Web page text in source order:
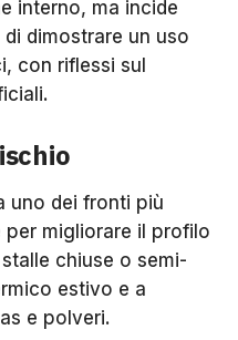
interno, ma incide
dimostrare un uso
con riflessi sul
uno dei fronti più
per migliorare il profilo
chiuse o semi-
estivo e a
e polveri.